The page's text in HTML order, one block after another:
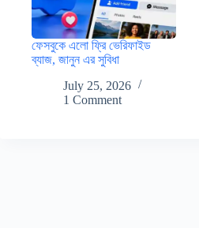
ফেসবুকে এলো ফ্রি ভেরিফাইড
ব্যাজ, জানুন এর সুবিধা
July 25, 2026
1 Comment